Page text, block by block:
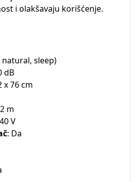
i olakšavaju korišćenje.
sleep)
dB
x 76 cm
m
V
: Da